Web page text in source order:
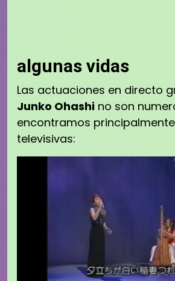
algunas vidas
Las actuaciones en directo
Junko Ohashi no son
encontramos
televisivas: